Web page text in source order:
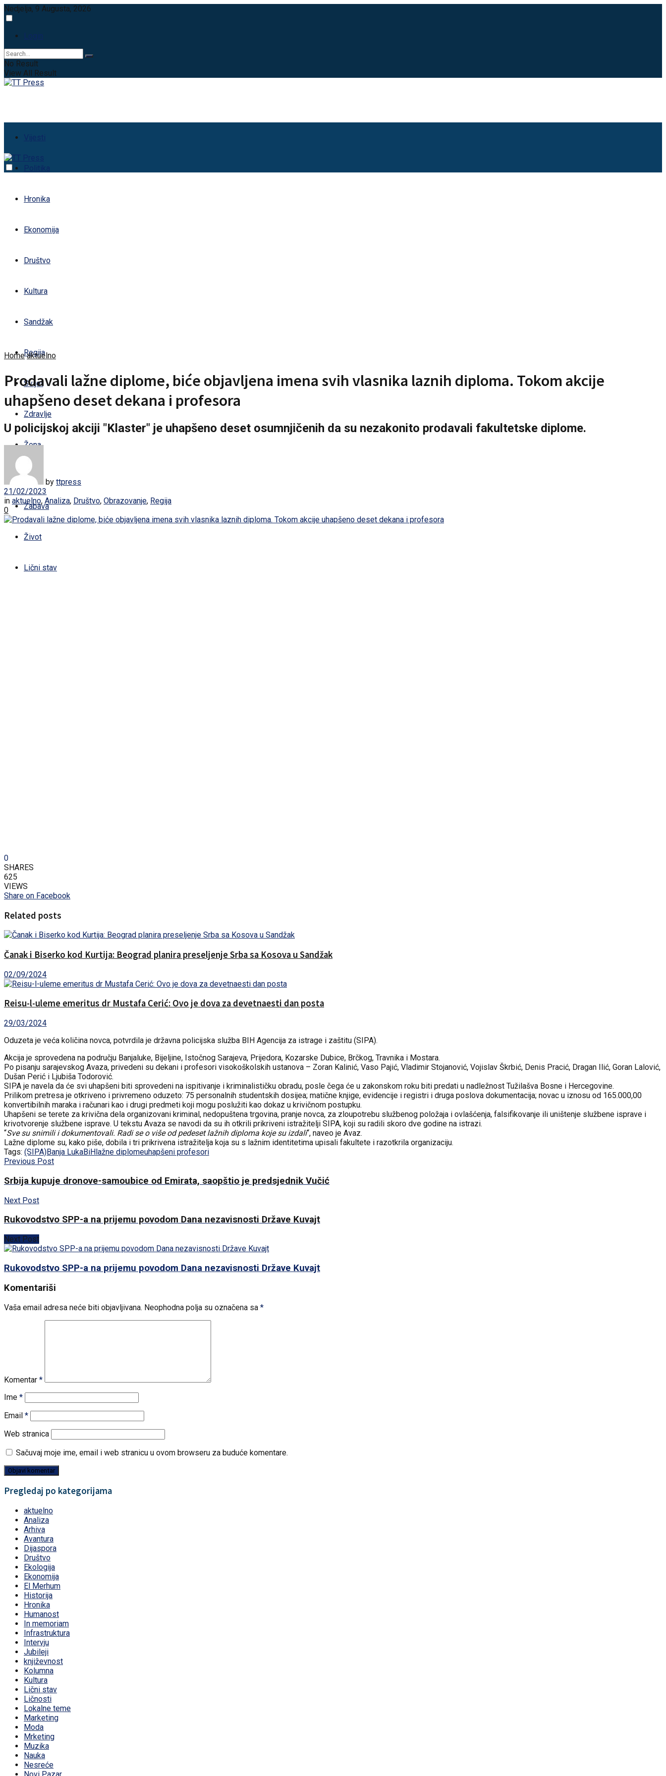
Nedjelja, 9 Augusta, 2026
Login
No Result
View All Result
Vijesti
Politika
Hronika
Ekonomija
Društvo
Kultura
Sandžak
Regija
Svijet
Zdravlje
Žena
Sport
Zabava
Život
Lični stav
Home aktuelno
Prodavali lažne diplome, biće objavljena imena svih vlasnika laznih diploma. Tokom akcije
uhapšeno deset dekana i profesora
U policijskoj akciji "Klaster" je uhapšeno deset osumnjičenih da su nezakonito prodavali fakultetske diplome.
by ttpress
21/02/2023
in aktuelno, Analiza, Društvo, Obrazovanje, Regija
0
0
SHARES
625
VIEWS
Share on Facebook
Related posts
Čanak i Biserko kod Kurtija: Beograd planira preseljenje Srba sa Kosova u Sandžak
02/09/2024
Reisu-l-uleme emeritus dr Mustafa Cerić: Ovo je dova za devetnaesti dan posta
29/03/2024
Oduzeta je veća količina novca, potvrdila je državna policijska služba BIH Agencija za istrage i zaštitu (SIPA).
Akcija je sprovedena na području Banjaluke, Bijeljine, Istočnog Sarajeva, Prijedora, Kozarske Dubice, Brčkog, Travnika i Mostara.
Po pisanju sarajevskog Avaza, privedeni su dekani i profesori visokoškolskih ustanova – Zoran Kalinić, Vaso Pajić, Vladimir Stojanović, Vojislav Škrbić, Denis Pracić, Dragan Ilić, Goran Lalović,
Dušan Perić i Ljubiša Todorović.
SIPA je navela da će svi uhapšeni biti sprovedeni na ispitivanje i kriminalističku obradu, posle čega će u zakonskom roku biti predati u nadležnost Tužilašva Bosne i Hercegovine.
Prilikom pretresa je otkriveno i privremeno oduzeto: 75 personalnih studentskih dosijea; matične knjige, evidencije i registri i druga poslova dokumentacija; novac u iznosu od 165.000,00
konvertibilnih maraka i računari kao i drugi predmeti koji mogu poslužiti kao dokaz u krivičnom postupku.
Uhapšeni se terete za krivična dela organizovani kriminal, nedopuštena trgovina, pranje novca, za zloupotrebu službenog položaja i ovlašćenja, falsifikovanje ili uništenje službene isprave i
krivotvorenje službene isprave. U tekstu Avaza se navodi da su ih otkrili prikriveni istražitelji SIPA, koji su radili skoro dve godine na istrazi.
“Sve su snimili i dokumentovali. Radi se o više od pedeset lažnih diploma koje su izdali“, naveo je Avaz.
Lažne diplome su, kako piše, dobila i tri prikrivena istražitelja koja su s lažnim identitetima upisali fakultete i razotkrila organizaciju.
Tags: (SIPA)Banja LukaBiHlažne diplomeuhapšeni profesori
Previous Post
Srbija kupuje dronove-samoubice od Emirata, saopštio je predsjednik Vučić
Next Post
Rukovodstvo SPP-a na prijemu povodom Dana nezavisnosti Države Kuvajt
Next Post
Rukovodstvo SPP-a na prijemu povodom Dana nezavisnosti Države Kuvajt
Komentariši
Vaša email adresa neće biti objavljivana. Neophodna polja su označena sa *
Komentar *
Ime *
Email *
Web stranica
Sačuvaj moje ime, email i web stranicu u ovom browseru za buduće komentare.
Pregledaj po kategorijama
aktuelno
Analiza
Arhiva
Avantura
Dijaspora
Društvo
Ekologija
Ekonomija
El Merhum
Historija
Hronika
Humanost
In memoriam
Infrastruktura
Intervju
Jubileji
književnost
Kolumna
Kultura
Lični stav
Ličnosti
Lokalne teme
Marketing
Moda
Mrketing
Muzika
Nauka
Nesreće
Novi Pazar